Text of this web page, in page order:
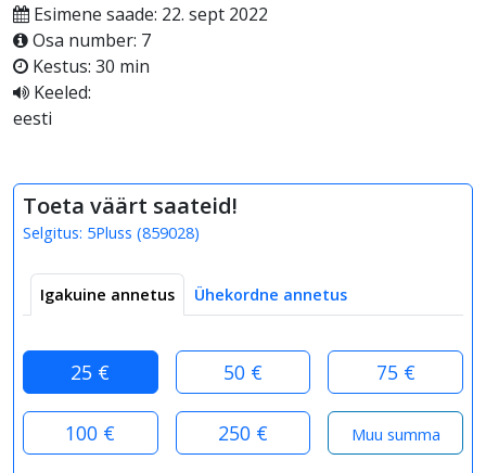
Esimene saade: 22. sept 2022
Osa number: 7
Kestus: 30 min
Keeled:
eesti
Toeta väärt saateid!
Selgitus: 5Pluss (859028)
Igakuine annetus Ühekordne annetus
25 € 50 € 75 €
100 € 250 €